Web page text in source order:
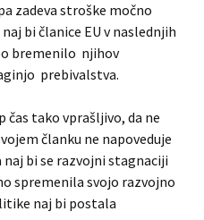
zadeva stroške močno
bi članice EU v naslednjih
bremenilo njihov
prebivalstva.
čas tako vprašljivo, da ne
članku ne napoveduje
bi se razvojni stagnaciji
spremenila svojo razvojno
naj bi postala